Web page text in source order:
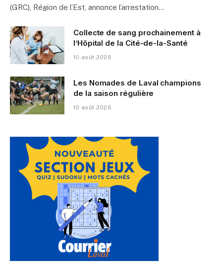
(GRC), Région de l’Est, annonce l’arrestation…
Collecte de sang prochainement à
l’Hôpital de la Cité-de-la-Santé
10 août 2026
Les Nomades de Laval champions
de la saison régulière
10 août 2026